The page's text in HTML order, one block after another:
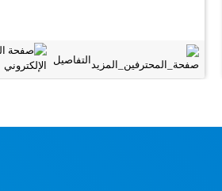
التفاصيل